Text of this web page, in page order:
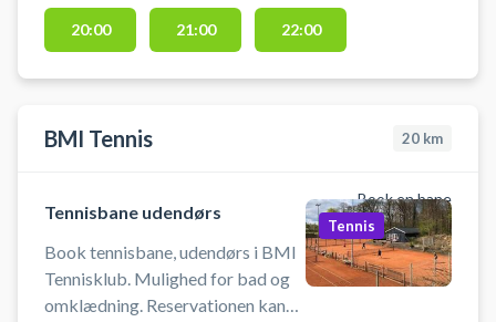
tennisbane og spil tennis i Hørning
på en af de udendørs grusbaner i
20:00 21:00 22:00
BMI Tennis 20 km
Book en bane
Tennisbane udendørs
Book tennisbane, udendørs i BMI
Tennisklub. Mulighed for bad og
omklædning. Reservationen kan
Tennis